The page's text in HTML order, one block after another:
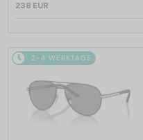
238 EUR
2-4 WERKTAGE